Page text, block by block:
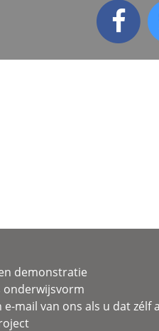
demonstratie
onderwijsvorm
mail van ons als u dat zélf